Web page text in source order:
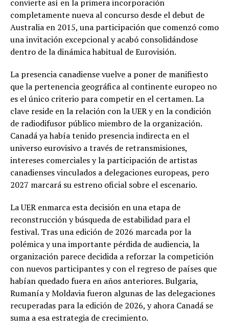
convierte así en la primera incorporación
completamente nueva al concurso desde el debut de
Australia en 2015, una participación que comenzó como
una invitación excepcional y acabó consolidándose
dentro de la dinámica habitual de Eurovisión.
La presencia canadiense vuelve a poner de manifiesto
que la pertenencia geográfica al continente europeo no
es el único criterio para competir en el certamen. La
clave reside en la relación con la UER y en la condición
de radiodifusor público miembro de la organización.
Canadá ya había tenido presencia indirecta en el
universo eurovisivo a través de retransmisiones,
intereses comerciales y la participación de artistas
canadienses vinculados a delegaciones europeas, pero
2027 marcará su estreno oficial sobre el escenario.
La UER enmarca esta decisión en una etapa de
reconstrucción y búsqueda de estabilidad para el
festival. Tras una edición de 2026 marcada por la
polémica y una importante pérdida de audiencia, la
organización parece decidida a reforzar la competición
con nuevos participantes y con el regreso de países que
habían quedado fuera en años anteriores. Bulgaria,
Rumanía y Moldavia fueron algunas de las delegaciones
recuperadas para la edición de 2026, y ahora Canadá se
suma a esa estrategia de crecimiento.